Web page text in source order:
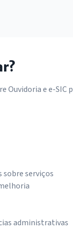
Ouvidoria e e-SIC
sobre serviços
administrativas